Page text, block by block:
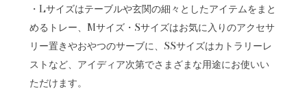
・Lサイズはテーブルや玄関の細々としたアイテムをまと
めるトレー、Mサイズ・Sサイズはお気に入りのアクセサ
リー置きやおやつのサーブに、SSサイズはカトラリーレ
ストなど、アイディア次第でさまざまな用途にお使いい
ただけます。